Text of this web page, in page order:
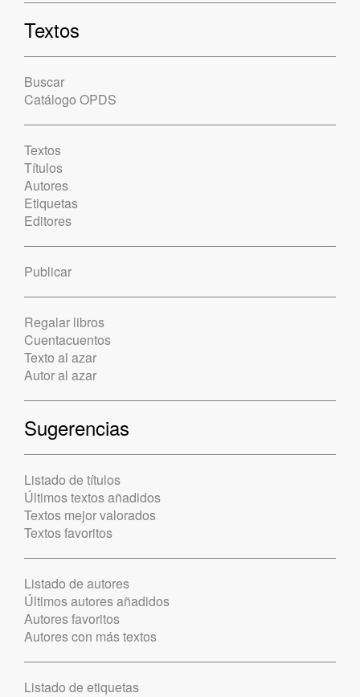
Textos
Buscar
Catálogo OPDS
Textos
Títulos
Autores
Etiquetas
Editores
Publicar
Regalar libros
Cuentacuentos
Texto al azar
Autor al azar
Sugerencias
Listado de títulos
Últimos textos añadidos
Textos mejor valorados
Textos favoritos
Listado de autores
Últimos autores añadidos
Autores favoritos
Autores con más textos
Listado de etiquetas